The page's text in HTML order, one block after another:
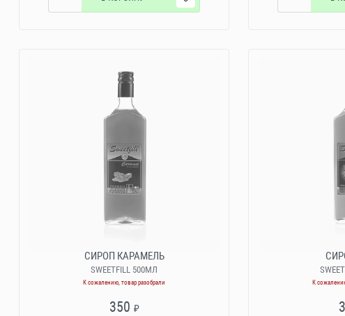
СИРОП КАРАМЕЛЬ
SWEETFILL 500МЛ
К сожалению, товар разобрали
350 ₽
К